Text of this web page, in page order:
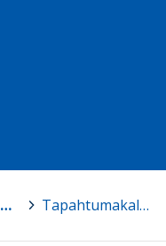
Pälkäneen lukion oppimateriaalisivut > Tapahtumakalenteri